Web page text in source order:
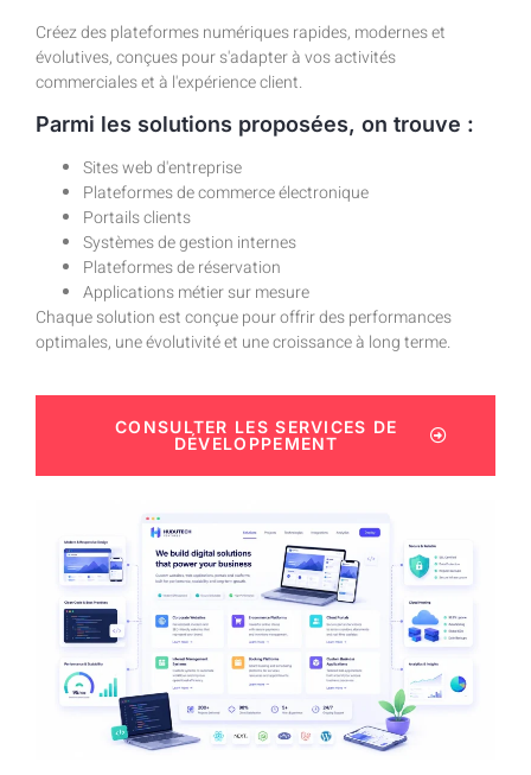
Créez des plateformes numériques rapides, modernes et
évolutives, conçues pour s'adapter à vos activités
commerciales et à l'expérience client.
Parmi les solutions proposées, on trouve :
Sites web d'entreprise
Plateformes de commerce électronique
Portails clients
Systèmes de gestion internes
Plateformes de réservation
Applications métier sur mesure
Chaque solution est conçue pour offrir des performances
optimales, une évolutivité et une croissance à long terme.
CONSULTER LES SERVICES DE
DÉVELOPPEMENT